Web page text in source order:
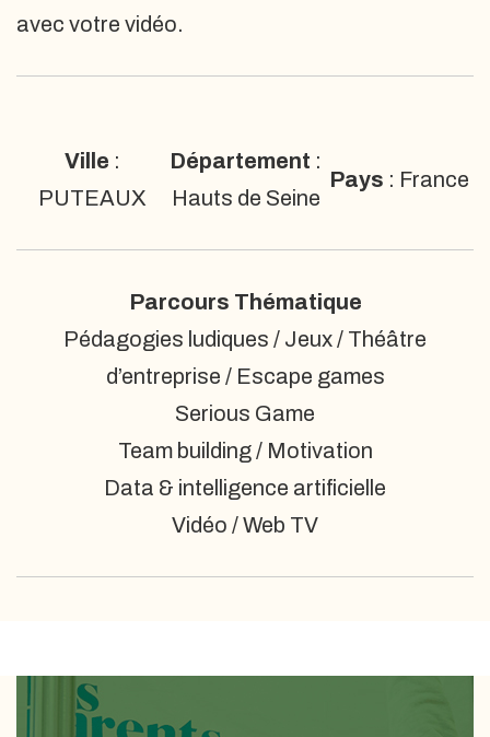
avec votre vidéo.
Ville :
PUTEAUX
Département :
Hauts de Seine
Pays : France
Parcours Thématique
Pédagogies ludiques / Jeux / Théâtre
d’entreprise / Escape games
Serious Game
Team building / Motivation
Data & intelligence artificielle
Vidéo / Web TV